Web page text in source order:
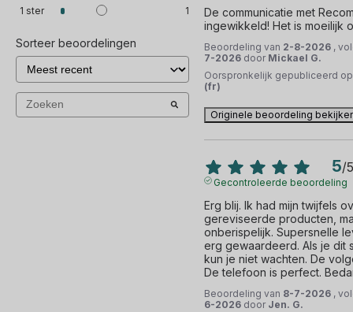
1 ster 1
Sorteer beoordelingen
De communicatie met
ingewikkeld! Het is moeilijk
Beoordeling van 2-8-2026 ,
7-2026 door Mickael G.
Oorspronkelijk gepubliceerd
(fr)
Originele beoordeling
5/5
Gecontroleerde beoordeling
Erg blij. Ik had mijn twijfels
gereviseerde producten,
onberispelijk. Supersnelle
erg gewaardeerd. Als je dit
kun je niet wachten. De
De telefoon is perfect.
Beoordeling van 8-7-2026 ,
6-2026 door Jen. G.